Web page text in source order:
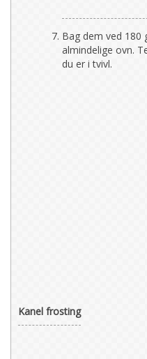
Bag dem ved 180
almindelige ovn.
du er i tvivl.
Kanel frosting